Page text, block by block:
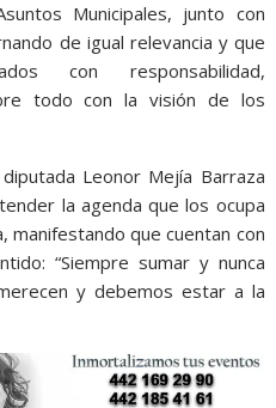
Municipales, junto con
de igual relevancia y que
con responsabilidad,
todo con la visión de los
Leonor Mejía Barraza
la agenda que los ocupa
manifestando que cuentan con
“Siempre sumar y nunca
y debemos estar a la